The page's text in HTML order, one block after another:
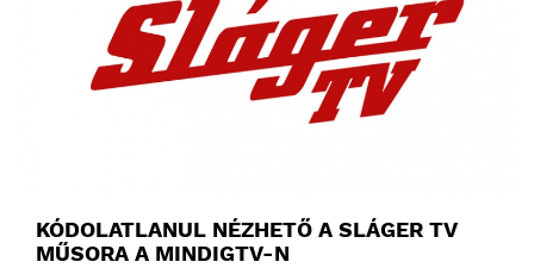
KÓDOLATLANUL NÉZHETŐ A SLÁGER TV
MŰSORA A MINDIGTV-N